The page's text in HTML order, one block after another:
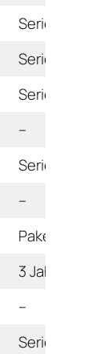
Serie
Serie
Serie
–
Serie
–
Paket
3 Jahre
–
Serie